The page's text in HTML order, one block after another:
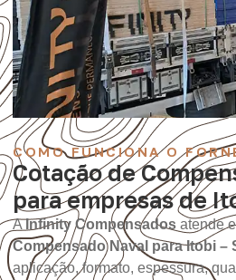
COMO FUNCIONA O
Cotação de
para empresas de
AInfinity Compensados atende
Compensado Naval para Itobi –
aplicação, formato, espessura,